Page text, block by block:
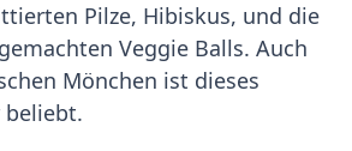
Pilze, Hibiskus, und die
Veggie Balls. Auch
Mönchen ist dieses
beliebt.